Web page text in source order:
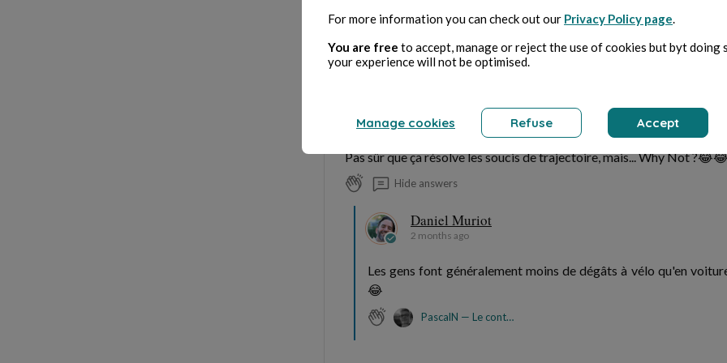
Sign in
Pascaln — Le Contemplateur Éphémère
2 months ago
Pas sûr que ça résolve les soucis de trajectoire, mais... Why Not
Hide answers
Daniel Muriot
2 months ago
Les gens font généralement moins de dégâts à vélo qu'en
😂
PascalN — Le contemplateur éphémère
For more information you can check out our Privacy Policy page.
You are free to accept, manage or reject the use of cookies but byt doing
your experience will not be optimised.
Manage cookies Refuse Accept